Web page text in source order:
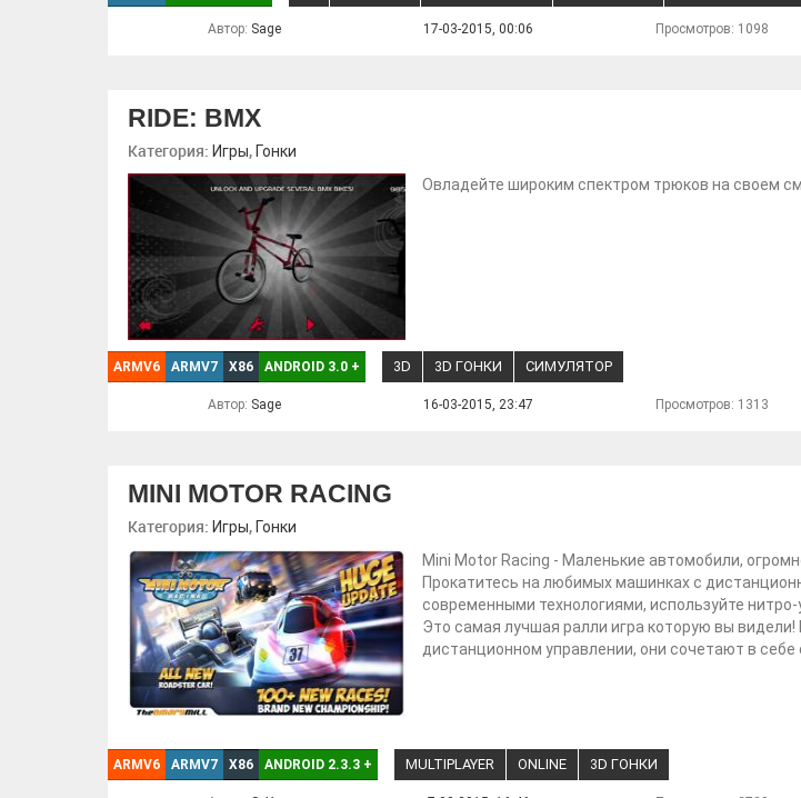
Автор: Sage 17-03-2015, 00:06 Просмотров: 1098
RIDE: BMX
Категория: Игры, Гонки
Овладейте широким спектром трюков на своем
ARMV6 ARMV7 X86 ANDROID 3.0 + 3D 3D ГОНКИ СИМУЛЯТОР
Автор: Sage 16-03-2015, 23:47 Просмотров: 1313
MINI MOTOR RACING
Категория: Игры, Гонки
Mini Motor Racing - Маленькие автомобили,
Прокатитесь на любимых машинках с
современными технологиями, используйте
Это самая лучшая ралли игра которую вы
дистанционном управлении, они сочетают в себе
ARMV6 ARMV7 X86 ANDROID 2.3.3 + MULTIPLAYER ONLINE 3D ГОНКИ